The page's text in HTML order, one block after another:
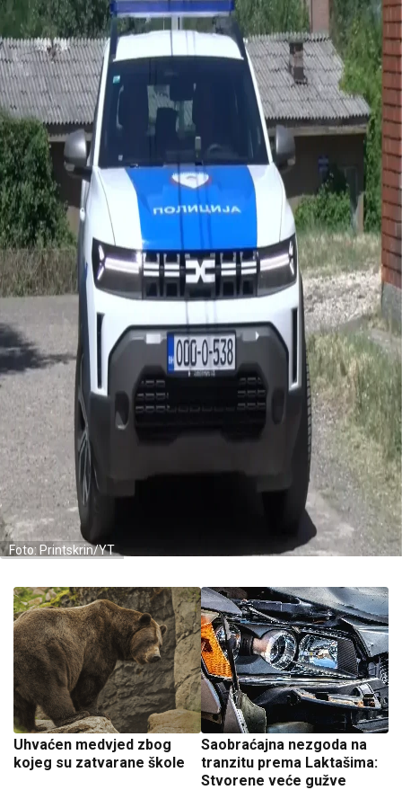
Foto: Printskrin/YT
Uhvaćen medvjed zbog
kojeg su zatvarane škole
Saobraćajna nezgoda na
tranzitu prema Laktašima:
Stvorene veće gužve